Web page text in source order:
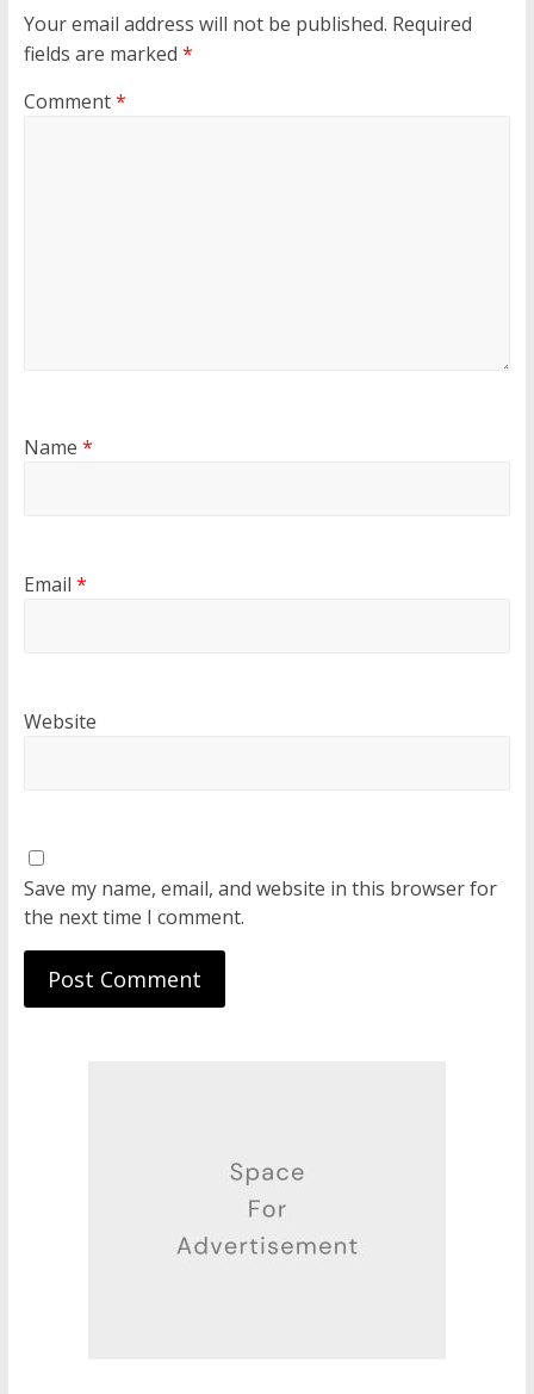
Your email address will not be published. Required
fields are marked *
Comment*
Name *
Email *
Website
Save my name, email, and website in this browser for
the next time I comment.